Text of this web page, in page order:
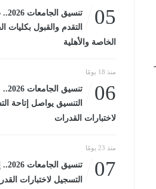
05
التقدم والقبول بكليات
الخاصة والأهلية
منذ 18 يومًا
06
تنسيق
التنسيق يواصل إتاحة
لاختبارات القدرات
منذ 23 يومًا
07
تنسيق
التسجيل لاختبارات القدرات 17